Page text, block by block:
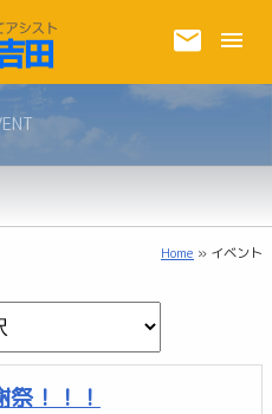
Home » イベント
！！！